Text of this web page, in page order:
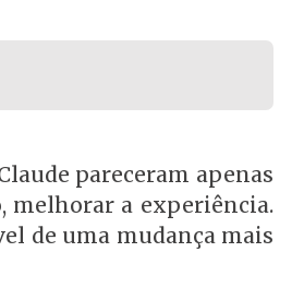
pareceram apenas
melhorar a experiência.
de uma mudança mais